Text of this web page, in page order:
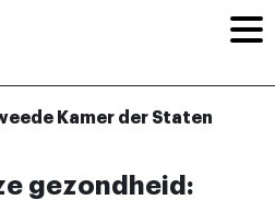
Kamer der Staten
gezondheid: